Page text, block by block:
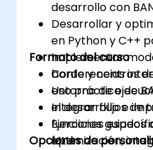
desarrollo con
Desarrollar y
en Python y C++
Implementar
borde y centros
entorno de
Integrar flujos de
funciones
MLU.
Formato del curso
Conferencias
Uso práctico de
el desarrollo e
Ejercicios
optimización,
Opciones de